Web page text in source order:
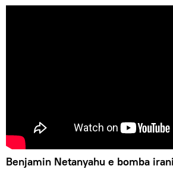
Benjamin Netanyahu e bomba